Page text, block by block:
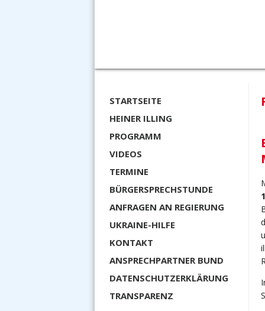
STARTSEITE
HEINER ILLING
PROGRAMM
VIDEOS
TERMINE
BÜRGERSPRECHSTUNDE
ANFRAGEN AN REGIERUNG
UKRAINE-HILFE
KONTAKT
ANSPRECHPARTNER BUND
DATENSCHUTZERKLÄRUNG
TRANSPARENZ